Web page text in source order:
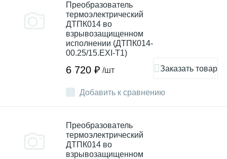
Добавить к сравнению
Преобразователь
термоэлектрический
ДТПК014 во
взрывозащищенном
исполнении (ДТПК014-
00.25/15.EXI-T1)
6 720 ₽ /шт Заказать товар
Преобразователь
термоэлектрический
ДТПК014 во
взрывозащищенном